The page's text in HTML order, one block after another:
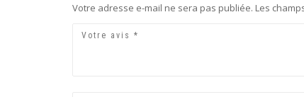
Votre adresse e-mail ne sera pas publiée. Les